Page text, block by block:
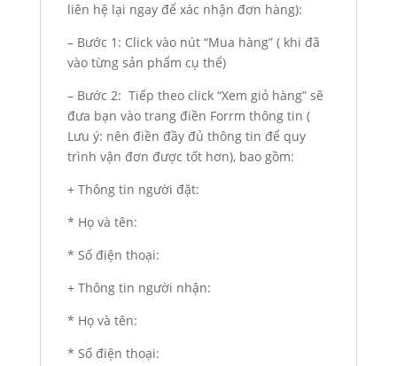
liên hệ lại ngay để xác nhận đơn hàng):
– Bước 1: Click vào nút “Mua hàng” ( khi đã
vào từng sản phẩm cụ thể)
– Bước 2: Tiếp theo click “Xem giỏ hàng” sẽ
đưa bạn vào trang điền Forrm thông tin (
Lưu ý: nên điền đầy đủ thông tin để quy
trình vận đơn được tốt hơn), bao gồm:
+ Thông tin người đặt:
* Họ và tên:
* Số điện thoại:
+ Thông tin người nhận:
* Họ và tên:
* Số điện thoại: